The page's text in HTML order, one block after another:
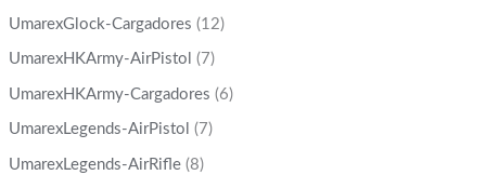
UmarexGlock-Cargadores (12)
UmarexHKArmy-AirPistol (7)
UmarexHKArmy-Cargadores (6)
UmarexLegends-AirPistol (7)
UmarexLegends-AirRifle (8)